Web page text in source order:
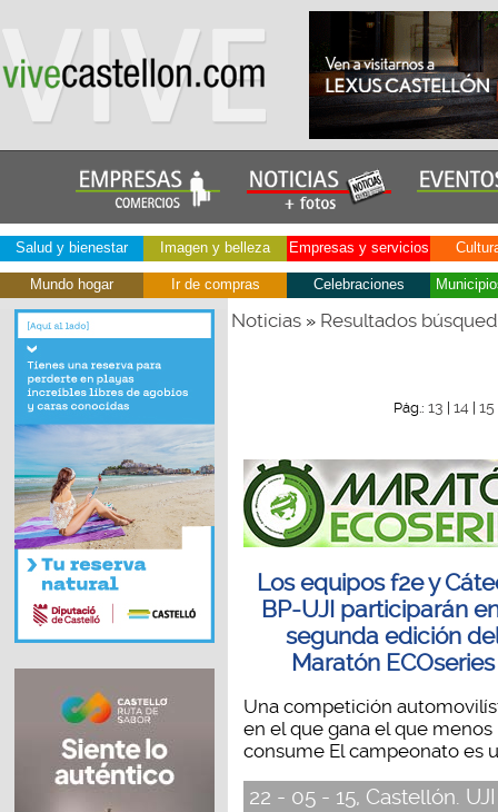
Salud y bienestar Imagen y belleza Empresas y servicios
Mundo hogar Ir de compras Celebraciones
Noticias» Resultados
Pág.: 13 14| 15
Los equipos f2e y
BP-UJI participarán
segunda edición
Maratón ECOseries
Una competición
en el que gana el que menos
consume El campeonato es
22 - 05 - 15, Castellón.